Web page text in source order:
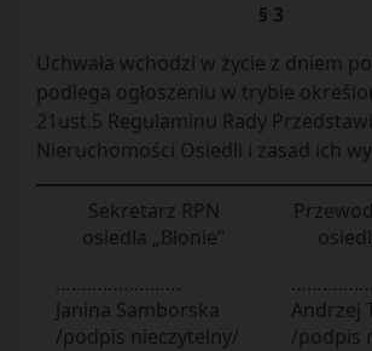
§ 3
Uchwała wchodzi w życie z dniem
podlega ogłoszeniu w trybie
21ust.5 Regulaminu Rady
Nieruchomości Osiedli i zasad ich
Sekretarz RPN
osiedla „Błonie”
……………………
Janina Samborska
/podpis nieczytelny/
Andrzej
/podpis